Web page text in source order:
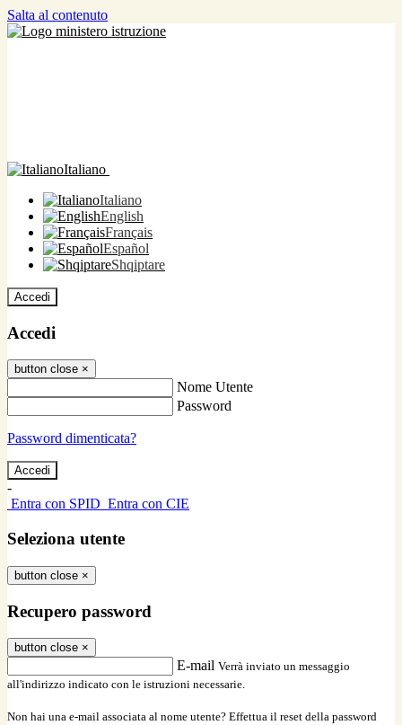
Salta al contenuto
Italiano
Italiano
English
Français
Español
Shqiptare
Accedi
Accedi
button close ×
Nome Utente
Password
Password dimenticata?
-
Entra con SPID Entra con CIE
Seleziona utente
button close ×
Recupero password
button close ×
E-mail Verrà inviato un messaggio
all'indirizzo indicato con le istruzioni necessarie.
Non hai una e-mail associata al nome utente? Effettua il reset della password